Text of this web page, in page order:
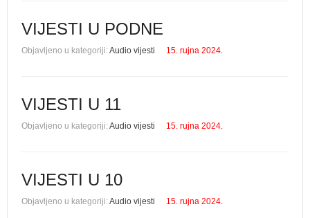
VIJESTI U PODNE
Objavljeno u kategoriji:Audio vijesti 15. rujna 2024.
VIJESTI U 11
Objavljeno u kategoriji:Audio vijesti 15. rujna 2024.
VIJESTI U 10
Objavljeno u kategoriji:Audio vijesti 15. rujna 2024.